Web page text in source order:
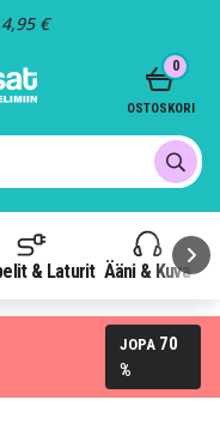
€
& Laturit Ääni & Kuva
0
OSTOSKORI
JOPA 70
%